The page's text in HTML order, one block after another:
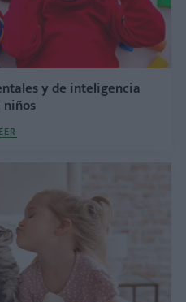
y de inteligencia